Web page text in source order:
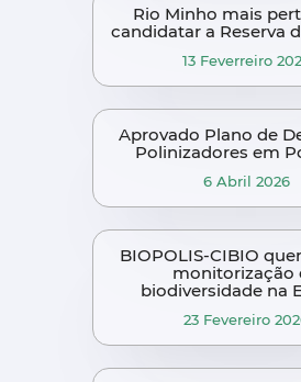
Rio Minho mais
candidatar a Reserva
13 Feverreiro
Aprovado Plano de
Polinizadores em
6 Abril 2026
BIOPOLIS-CIBIO
monitorização
biodiversidade na
23 Fevereiro